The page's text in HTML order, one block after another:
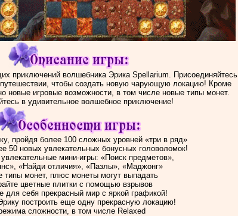
приключений волшебника Эрика Spellarium. Присоединяйтесь
чтобы создать новую чарующую локацию! Кроме
новые игровые возможности, в том числе новые типы монет.
в удивительное волшебное приключение!
пройдя более 100 сложных уровней «три в ряд»
50 новых увлекательных бонусных головоломок!
увлекательные мини-игры: «Поиск предметов»,
«Найди отличия», «Пазлы», «Маджонг»
типы монет, плюс монеты могут выпадать
цветные плитки с помощью взрывов
для себя прекрасный мир с яркой графикой!
построить еще одну прекрасную локацию!
сложности, в том числе Relaxed